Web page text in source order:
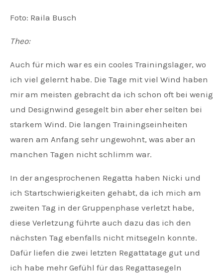
Foto: Raila Busch
Theo:
Auch für mich war es ein cooles Trainingslager, wo
ich viel gelernt habe. Die Tage mit viel Wind haben
mir am meisten gebracht da ich schon oft bei wenig
und Designwind gesegelt bin aber eher selten bei
starkem Wind. Die langen Trainingseinheiten
waren am Anfang sehr ungewohnt, was aber an
manchen Tagen nicht schlimm war.
In der angesprochenen Regatta haben Nicki und
ich Startschwierigkeiten gehabt, da ich mich am
zweiten Tag in der Gruppenphase verletzt habe,
diese Verletzung führte auch dazu das ich den
nächsten Tag ebenfalls nicht mitsegeln konnte.
Dafür liefen die zwei letzten Regattatage gut und
ich habe mehr Gefühl für das Regattasegeln